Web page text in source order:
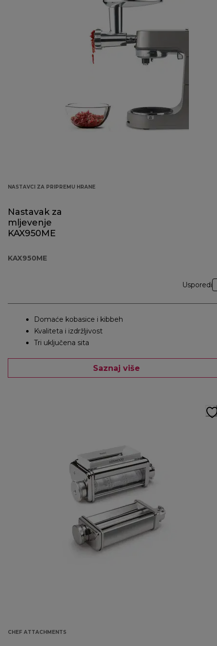
NASTAVCI ZA PRIPREMU HRANE
Nastavak za
mljevenje
KAX950ME
KAX950ME
Usporedi
Domaće kobasice i kibbeh
Kvaliteta i izdržljivost
Tri uključena sita
Saznaj više
CHEF ATTACHMENTS